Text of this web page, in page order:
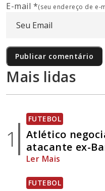
E-mail *(seu endereço de e-
Mais lidas
1
FUTEBOL
Atlético
atacante ex-
Ler Mais
FUTEBOL